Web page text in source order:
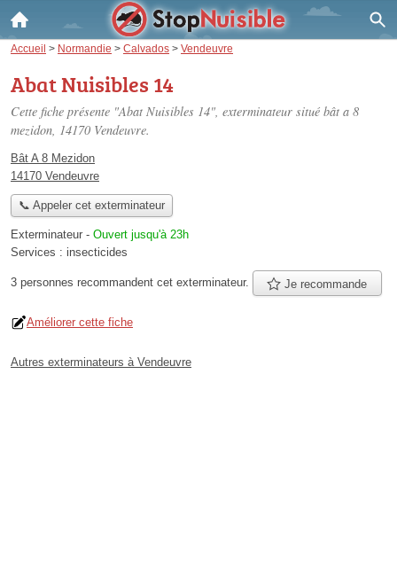
Accueil > Normandie > Calvados > Vendeuvre
Abat Nuisibles 14
Cette fiche présente "Abat Nuisibles 14", exterminateur situé bât a 8
mezidon, 14170 Vendeuvre.
Bât A 8 Mezidon
14170 Vendeuvre
📞 Appeler cet exterminateur
Exterminateur - Ouvert jusqu'à 23h
Services : insecticides
3 personnes recommandent cet exterminateur. Je recommande
Améliorer cette fiche
Autres exterminateurs à Vendeuvre